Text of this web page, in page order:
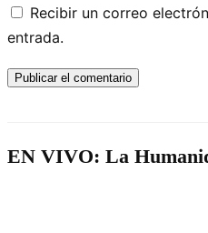
Recibir un correo
entrada.
EN VIVO: La